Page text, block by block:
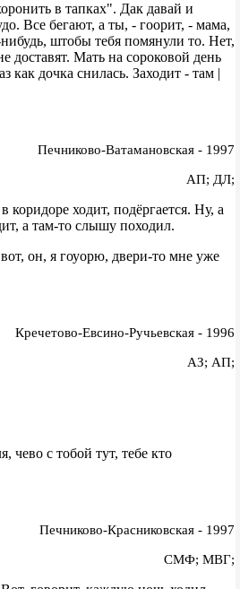
в тапках". Дак давай и
Все бегают, а ты, - гоорит, - мама,
штобы тебя помянули то. Нет,
доставят. Мать на сороковой день
как дочка снилась. Заходит - там |
Печниково-Ватамановская - 1997
АП; ДЛ;
ходит, подёргается. Ну, а
а там-то слышу походил.
он, я гоуорю, двери-то мне уже
Кречетово-Евсино-Ручьевская - 1996
АЗ; АП;
чево с тобой тут, тебе кто
Печниково-Красниковская - 1997
СМФ; МВГ;